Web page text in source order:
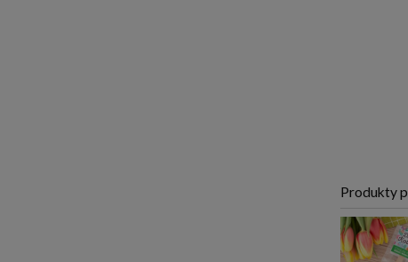
Produkty